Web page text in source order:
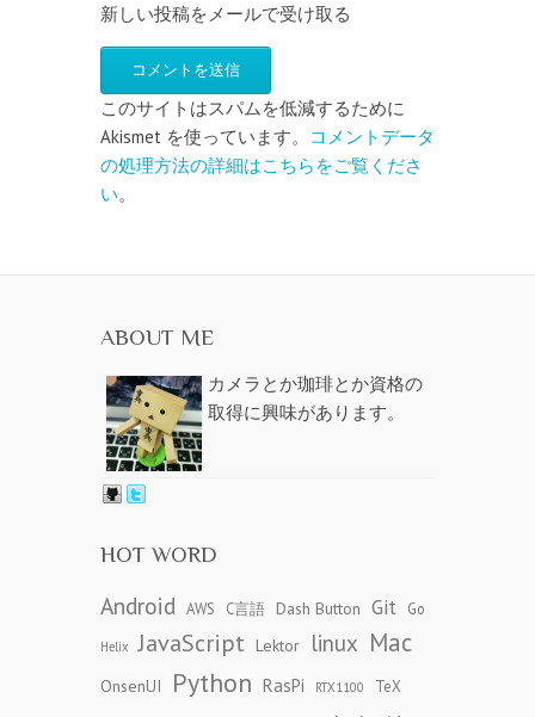
新しい投稿をメールで受け取る
このサイトはスパムを低減するために
Akismet を使っています。
コメントデータ
の処理方法の詳細はこちらをご覧くださ
い。
ABOUT ME
カメラとか珈琲とか資格の
取得に興味があります。
HOT WORD
Android AWS C言語 Dash Button Git Go
Helix JavaScript Lektor linux Mac
OnsenUI Python RasPi RTX1100 TeX